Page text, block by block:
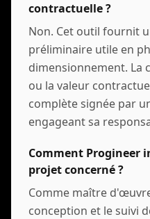
contractuelle ?
Non. Cet outil fournit
préliminaire utile en
dimensionnement.
ou la valeur
complète signée par
engageant sa
Comment Progineer
projet concerné ?
Comme maître
conception et le suivi